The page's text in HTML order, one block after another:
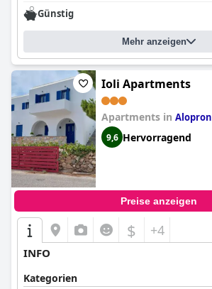
Günstig
Mehr anzeigen
Ioli Apartments
Apartments in
9,6 Hervorragend
Preise anzeigen
$ +4
INFO
Kategorien